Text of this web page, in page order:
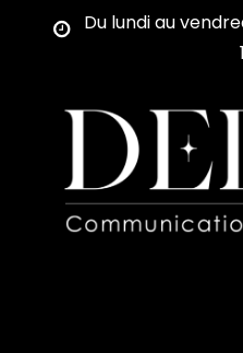
Du lundi au